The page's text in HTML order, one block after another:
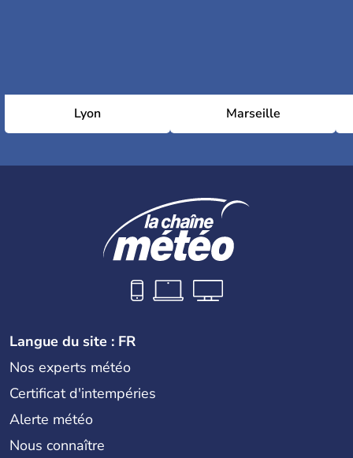
Lyon Marseille
Langue du site : FR
Nos experts météo
Certificat d'intempéries
Alerte météo
Nous connaître